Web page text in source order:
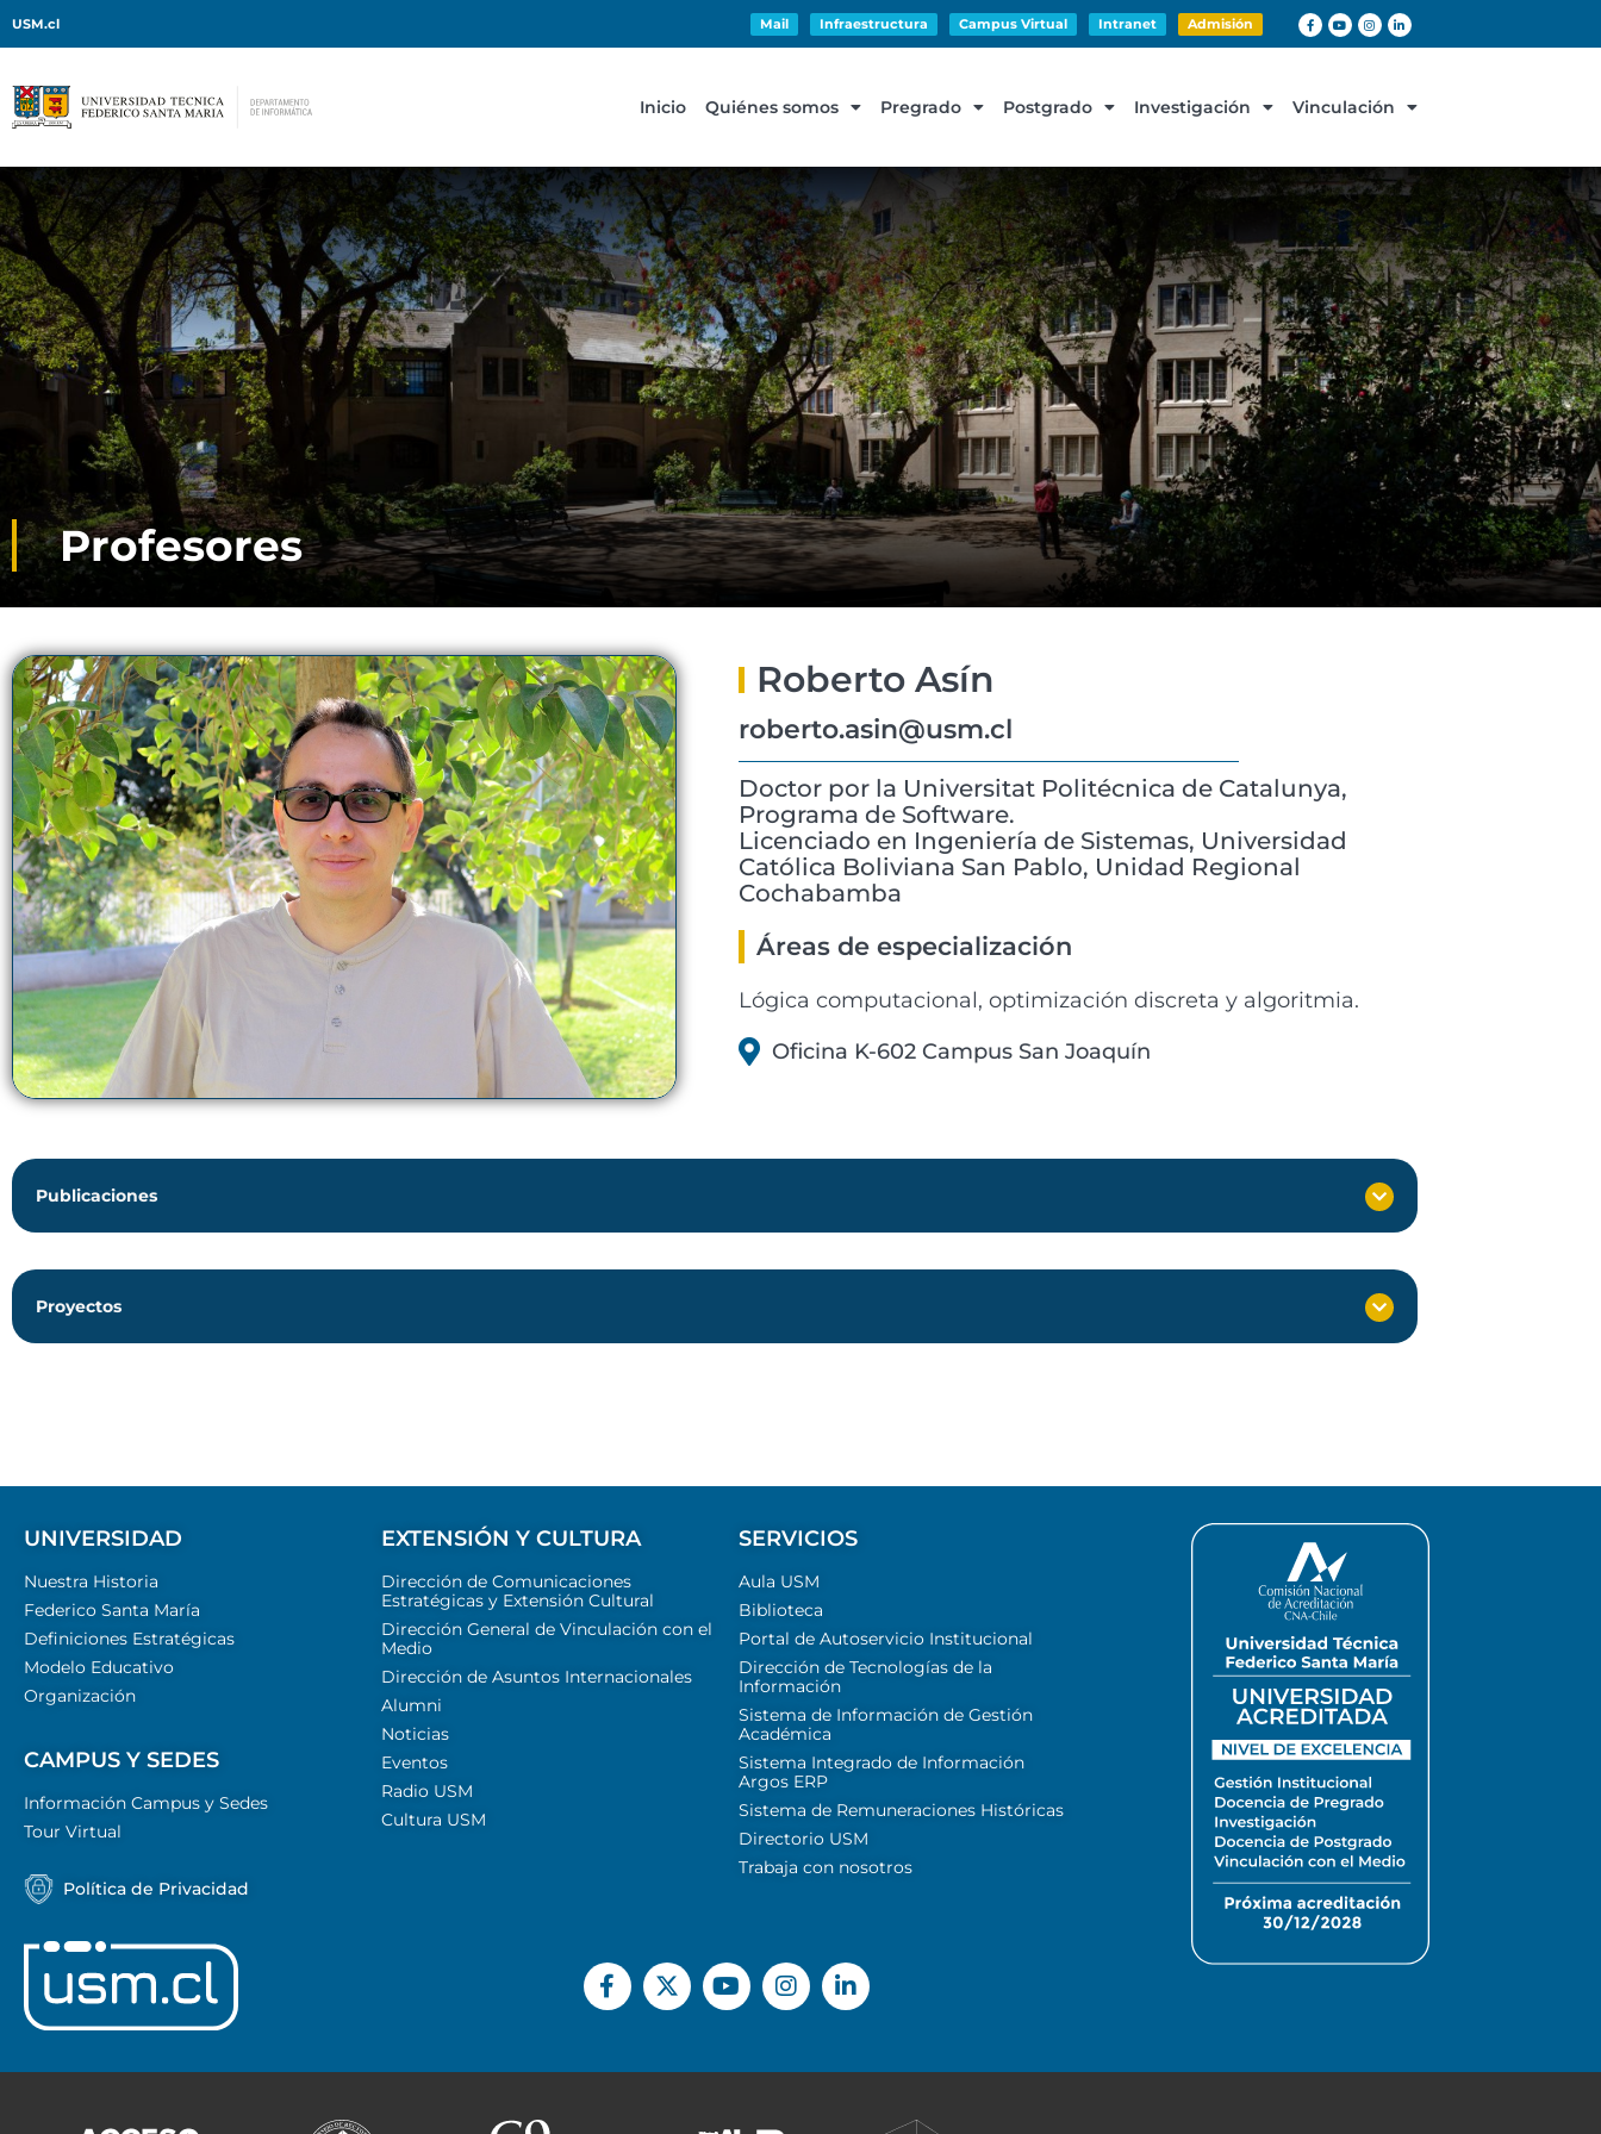
USM.cl Mail Infraestructura Campus Virtual Intranet Admisión
Inicio Quiénes somos Pregrado Postgrado Investigación Vinculación
Profesores
Roberto Asín
roberto.asin@usm.cl
Doctor por la Universitat Politécnica de Catalunya,
Programa de Software.
Licenciado en Ingeniería de Sistemas, Universidad
Católica Boliviana San Pablo, Unidad Regional
Cochabamba
Áreas de especialización
Lógica computacional, optimización discreta y algoritmia.
Oficina K-602 Campus San Joaquín
Publicaciones
Proyectos
UNIVERSIDAD
Nuestra Historia
Federico Santa María
Definiciones Estratégicas
Modelo Educativo
Organización
CAMPUS Y SEDES
Información Campus y Sedes
Tour Virtual
Política de Privacidad
EXTENSIÓN Y CULTURA
Dirección de Comunicaciones
Estratégicas y Extensión Cultural
Dirección General de Vinculación con el
Medio
Dirección de Asuntos Internacionales
Alumni
Noticias
Eventos
Radio USM
Cultura USM
SERVICIOS
Aula USM
Biblioteca
Portal de Autoservicio Institucional
Dirección de Tecnologías de la
Información
Sistema de Información de Gestión
Académica
Sistema Integrado de Información
Argos ERP
Sistema de Remuneraciones Históricas
Directorio USM
Trabaja con nosotros